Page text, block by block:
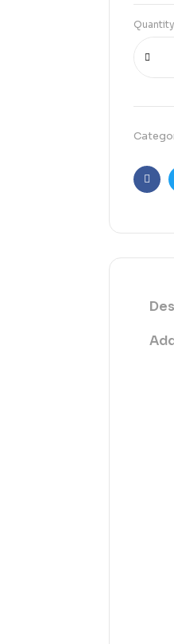
Quantity